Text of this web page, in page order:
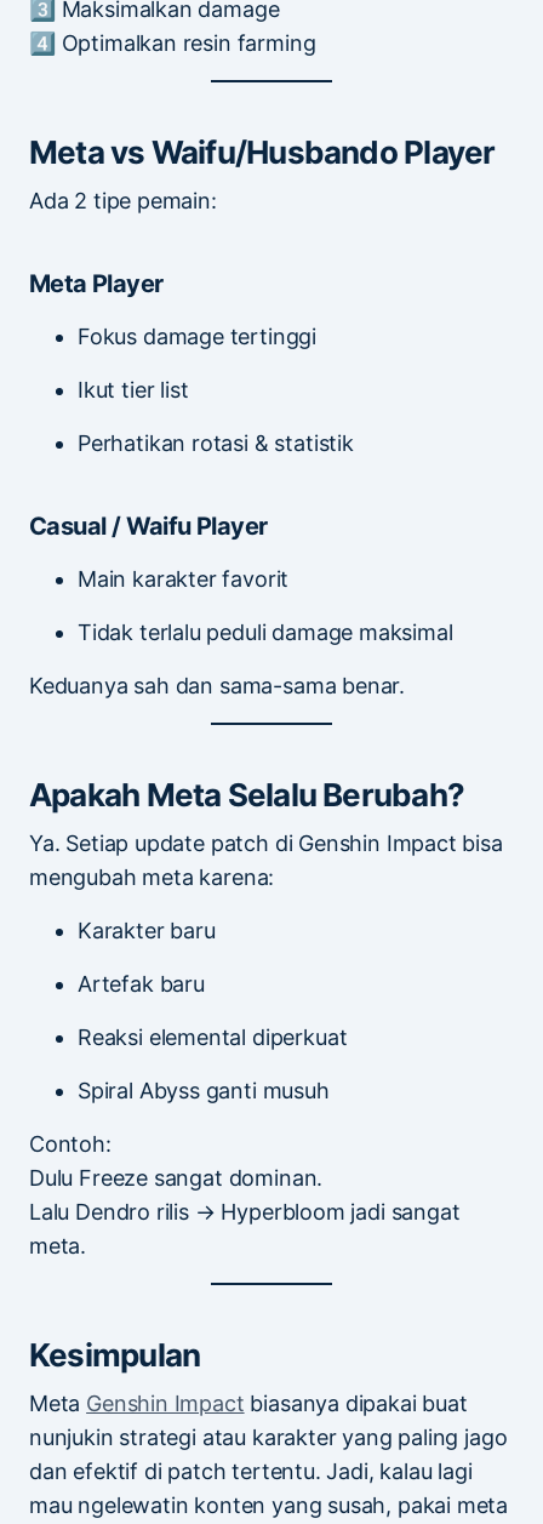
3️⃣ Maksimalkan damage
4️⃣ Optimalkan resin farming
Meta vs Waifu/Husbando Player
Ada 2 tipe pemain:
Meta Player
Fokus damage tertinggi
Ikut tier list
Perhatikan rotasi & statistik
Casual / Waifu Player
Main karakter favorit
Tidak terlalu peduli damage maksimal
Keduanya sah dan sama-sama benar.
Apakah Meta Selalu Berubah?
Ya. Setiap update patch di Genshin Impact bisa
mengubah meta karena:
Karakter baru
Artefak baru
Reaksi elemental diperkuat
Spiral Abyss ganti musuh
Contoh:
Dulu Freeze sangat dominan.
Lalu Dendro rilis → Hyperbloom jadi sangat
meta.
Kesimpulan
Meta Genshin Impact biasanya dipakai buat
nunjukin strategi atau karakter yang paling jago
dan efektif di patch tertentu. Jadi, kalau lagi
mau ngelewatin konten yang susah, pakai meta